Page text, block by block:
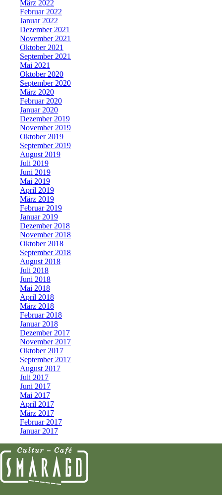
März 2022
Februar 2022
Januar 2022
Dezember 2021
November 2021
Oktober 2021
September 2021
Mai 2021
Oktober 2020
September 2020
März 2020
Februar 2020
Januar 2020
Dezember 2019
November 2019
Oktober 2019
September 2019
August 2019
Juli 2019
Juni 2019
Mai 2019
April 2019
März 2019
Februar 2019
Januar 2019
Dezember 2018
November 2018
Oktober 2018
September 2018
August 2018
Juli 2018
Juni 2018
Mai 2018
April 2018
März 2018
Februar 2018
Januar 2018
Dezember 2017
November 2017
Oktober 2017
September 2017
August 2017
Juli 2017
Juni 2017
Mai 2017
April 2017
März 2017
Februar 2017
Januar 2017